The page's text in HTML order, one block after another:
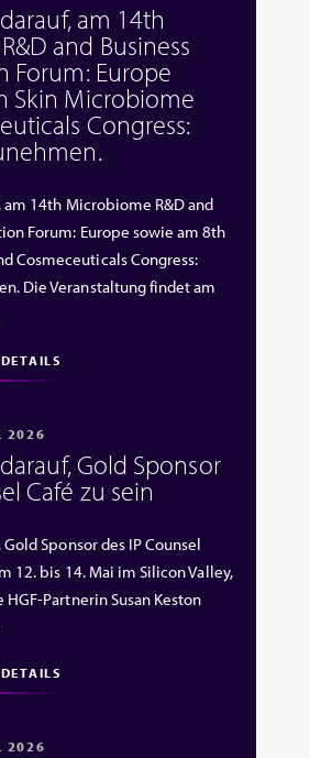
am 14th
and Business
Forum: Europe
Skin Microbiome
Congress:
am 14th Microbiome R&D and
Forum: Europe sowie am 8th
Cosmeceuticals Congress:
Die Veranstaltung findet am
2026
Gold Sponsor
Café zu sein
Sponsor des IP Counsel
12. bis 14. Mai im Silicon Valley,
Susan Keston
2026